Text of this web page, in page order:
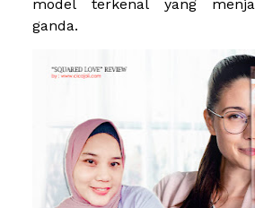
model terkenal yang
ganda.